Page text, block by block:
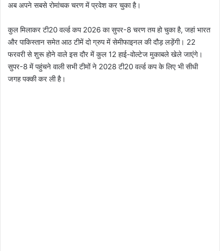
अब अपने सबसे रोमांचक चरण में प्रवेश कर चुका है।
कुल मिलाकर टी20 वर्ल्ड कप 2026 का सुपर-8 चरण तय हो चुका है, जहां भारत
और पाकिस्तान समेत आठ टीमें दो ग्रुप में सेमीफाइनल की दौड़ लड़ेंगी। 22
फरवरी से शुरू होने वाले इस दौर में कुल 12 हाई-वोल्टेज मुकाबले खेले जाएंगे।
सुपर-8 में पहुंचने वाली सभी टीमों ने 2028 टी20 वर्ल्ड कप के लिए भी सीधी
जगह पक्की कर ली है।